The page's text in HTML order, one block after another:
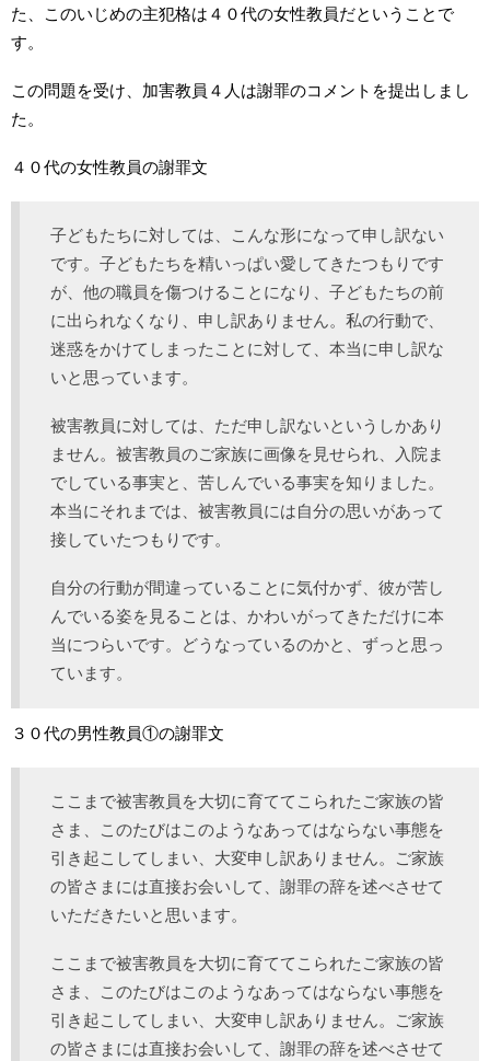
た、このいじめの主犯格は４０代の女性教員だということで
す。
この問題を受け、加害教員４人は謝罪のコメントを提出しまし
た。
４０代の女性教員の謝罪文
子どもたちに対しては、こんな形になって申し訳ない
です。子どもたちを精いっぱい愛してきたつもりです
が、他の職員を傷つけることになり、子どもたちの前
に出られなくなり、申し訳ありません。私の行動で、
迷惑をかけてしまったことに対して、本当に申し訳な
いと思っています。
被害教員に対しては、ただ申し訳ないというしかあり
ません。被害教員のご家族に画像を見せられ、入院ま
でしている事実と、苦しんでいる事実を知りました。
本当にそれまでは、被害教員には自分の思いがあって
接していたつもりです。
自分の行動が間違っていることに気付かず、彼が苦し
んでいる姿を見ることは、かわいがってきただけに本
当につらいです。どうなっているのかと、ずっと思っ
ています。
３０代の男性教員①の謝罪文
ここまで被害教員を大切に育ててこられたご家族の皆
さま、このたびはこのようなあってはならない事態を
引き起こしてしまい、大変申し訳ありません。ご家族
の皆さまには直接お会いして、謝罪の辞を述べさせて
いただきたいと思います。
ここまで被害教員を大切に育ててこられたご家族の皆
さま、このたびはこのようなあってはならない事態を
引き起こしてしまい、大変申し訳ありません。ご家族
の皆さまには直接お会いして、謝罪の辞を述べさせて